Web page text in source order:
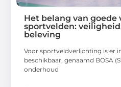
Het belang van
sportvelden:
beleving
Voor sportveldverlichting is er
beschikbaar, genaamd BOSA
onderhoud